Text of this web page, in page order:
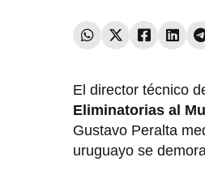
El director técnico
Eliminatorias al
Gustavo Peralta
uruguayo se